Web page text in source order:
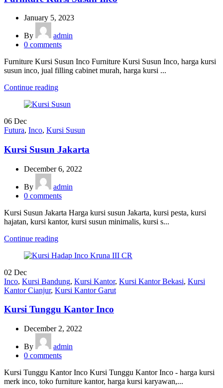
January 5, 2023
By
admin
0 comments
Furniture Kursi Susun Inco Furniture Kursi Susun Inco, harga kursi
susun inco, jual filling cabinet murah, harga kursi ...
Continue reading
06 Dec
Futura, Inco, Kursi Susun
Kursi Susun Jakarta
December 6, 2022
By
admin
0 comments
Kursi Susun Jakarta Harga kursi susun Jakarta, kursi pesta, kursi
hajatan, kursi kantor, kursi susun minimalis, kursi s...
Continue reading
02 Dec
Inco, Kursi Bandung, Kursi Kantor, Kursi Kantor Bekasi, Kursi
Kantor Cianjur, Kursi Kantor Garut
Kursi Tunggu Kantor Inco
December 2, 2022
By
admin
0 comments
Kursi Tunggu Kantor Inco Kursi Tunggu Kantor Inco - harga kursi
merk inco, toko furniture kantor, harga kursi karyawan,...